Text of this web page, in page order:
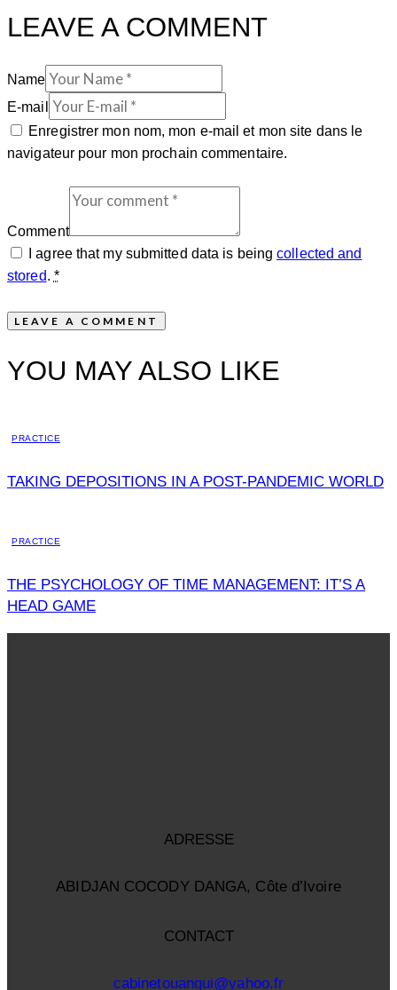
LEAVE A COMMENT
Name
E-mail
Enregistrer mon nom, mon e-mail et mon site dans le
navigateur pour mon prochain commentaire.
Comment
I agree that my submitted data is beingcollected and
stored. *
YOU MAY ALSO LIKE
PRACTICE
TAKING DEPOSITIONS IN A POST-PANDEMIC WORLD
PRACTICE
THE PSYCHOLOGY OF TIME MANAGEMENT: IT’S A
HEAD GAME
ADRESSE
ABIDJAN COCODY DANGA, Côte d’Ivoire
CONTACT
cabinetouangui@yahoo.fr